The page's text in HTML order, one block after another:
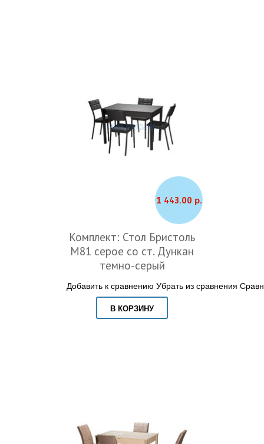
1 443.00 р.
Комплект: Стол Бристоль
М81 серое со ст. Дункан
темно-серый
Добавить к сравнению Убрать из сравнения
В КОРЗИНУ